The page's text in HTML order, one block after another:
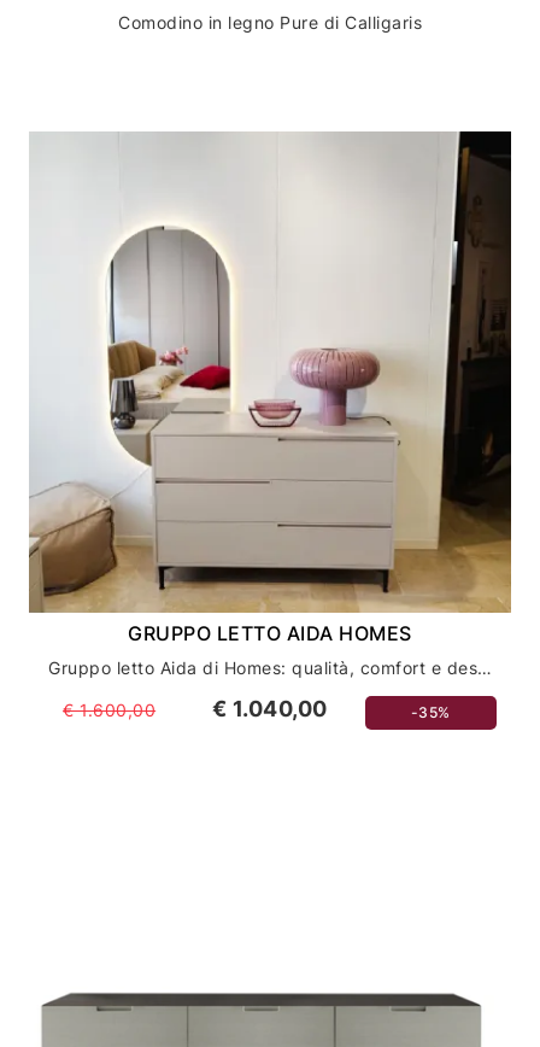
Comodino in legno Pure di Calligaris
GRUPPO LETTO AIDA HOMES
Gruppo letto Aida di Homes: qualità, comfort e design per la tua camera da letto
€ 1.600,00 € 1.040,00 -35%